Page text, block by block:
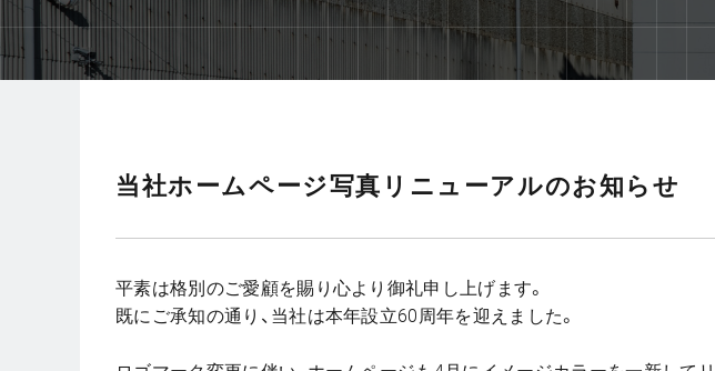
当社ホームページ写真リニューアルのお知らせ
平素は格別のご愛顧を賜り心より御礼申し上げます。
既にご承知の通り、当社は本年設立60周年を迎えました。